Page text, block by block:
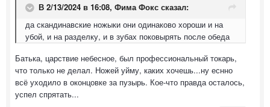
В 2/13/2024 в 16:08, Фима Фокс сказал:
да скандинавские ножыки они одинаково хороши и на
убой, и на разделку, и в зубах поковырять после обеда
Батька, царствие небесное, был профессиональный токарь,
что только не делал. Ножей уйму, каких хочешь...ну еснно
всё уходило в оконцовке за пузырь. Кое-что правда осталось,
успел спрятать...